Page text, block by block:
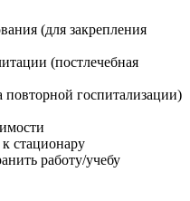
(для закрепления
(постлечебная
повторной госпитализации)
стационару
работу/учебу